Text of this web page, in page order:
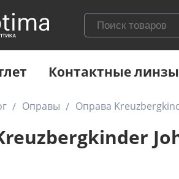
Контактные линзы
Оправы Оправа